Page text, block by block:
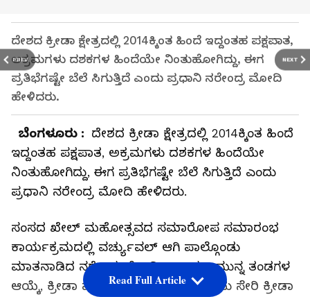
PREV NEXT
ದೇಶದ ಕ್ರೀಡಾ ಕ್ಷೇತ್ರದಲ್ಲಿ 2014ಕ್ಕಿಂತ ಹಿಂದೆ ಇದ್ದಂತಹ ಪಕ್ಷಪಾತ,
ಅಕ್ರಮಗಳು ದಶಕಗಳ ಹಿಂದೆಯೇ ನಿಂತುಹೋಗಿದ್ದು, ಈಗ
ಪ್ರತಿಭೆಗಷ್ಟೇ ಬೆಲೆ ಸಿಗುತ್ತಿದೆ ಎಂದು ಪ್ರಧಾನಿ ನರೇಂದ್ರ ಮೋದಿ
ಹೇಳಿದರು.
ಬೆಂಗಳೂರು : ದೇಶದ ಕ್ರೀಡಾ ಕ್ಷೇತ್ರದಲ್ಲಿ 2014ಕ್ಕಿಂತ ಹಿಂದೆ
ಇದ್ದಂತಹ ಪಕ್ಷಪಾತ, ಅಕ್ರಮಗಳು ದಶಕಗಳ ಹಿಂದೆಯೇ
ನಿಂತುಹೋಗಿದ್ದು, ಈಗ ಪ್ರತಿಭೆಗಷ್ಟೇ ಬೆಲೆ ಸಿಗುತ್ತಿದೆ ಎಂದು
ಪ್ರಧಾನಿ ನರೇಂದ್ರ ಮೋದಿ ಹೇಳಿದರು.
ಸಂಸದ ಖೇಲ್‌ ಮಹೋತ್ಸವದ ಸಮಾರೋಪ ಸಮಾರಂಭ
ಕಾರ್ಯಕ್ರಮದಲ್ಲಿ ವರ್ಚ್ಯುವಲ್‌ ಆಗಿ ಪಾಲ್ಗೊಂಡು
ಮಾತನಾಡಿದ ನರೇಂದ್ರ ಮೋದಿ, 2014ಕ್ಕೂ ಮುನ್ನ ತಂಡಗಳ
ಆಯ್ಕೆ, ಕ್ರೀಡಾ ಮೂಲಸೌಕರ್ಯ ಒದಗಿಸುವುದು ಸೇರಿ ಕ್ರೀಡಾ
Read Full Article